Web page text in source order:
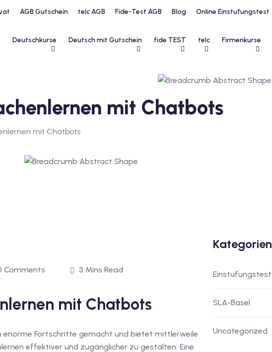
AGB Gutschein telc AGB Fide-Test AGB Blog Online Einstufungstest
Deutschkurse Deutsch mit Gutschein fide TEST telc Firmenkurse
mit Chatbots
mit Chatbots
Comments 3 Mins Read
mit Chatbots
enorme Fortschritte gemacht und bietet mittlerweile
effektiver und zugänglicher zu gestalten. Eine
Kategorien
Einstufungstest
SLA-Basel
Uncategorized